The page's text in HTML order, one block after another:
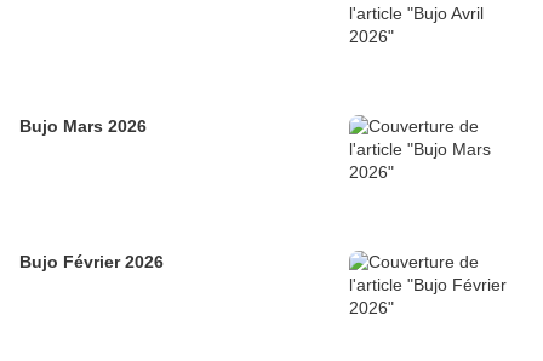
Bujo Mars 2026
Bujo Février 2026